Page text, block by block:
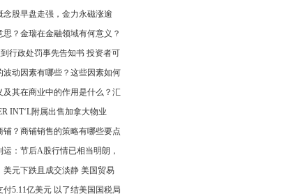
念股早盘走强，金力永磁涨逾
思？金瑞在金融领域有何意义？
行政处罚事先告知书 投资者可
波动因素有哪些？这些因素如何
及其在商业中的作用是什么？汇
INT‘L附属出售加拿大物业
铺？商铺销售的策略有哪些要点
运：节后A股行情已相当明朗，
美元下跌且成交淡静 美国贸易
付5.11亿美元 以了结美国国税局